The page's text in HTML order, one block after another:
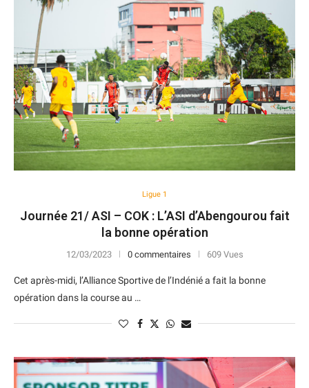
Ligue 1
Journée 21/ ASI – COK : L’ASI d’Abengourou fait
la bonne opération
12/03/2023 0 commentaires 609 Vues
Cet après-midi, l’Alliance Sportive de l’Indénié a fait la bonne
opération dans la course au …